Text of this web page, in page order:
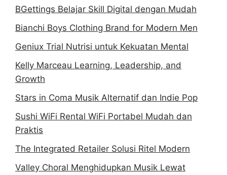
BGettings Belajar Skill Digital dengan Mudah
Bianchi Boys Clothing Brand for Modern Men
Geniux Trial Nutrisi untuk Kekuatan Mental
Kelly Marceau Learning, Leadership, and
Growth
Stars in Coma Musik Alternatif dan Indie Pop
Sushi WiFi Rental WiFi Portabel Mudah dan
Praktis
The Integrated Retailer Solusi Ritel Modern
Valley Choral Menghidupkan Musik Lewat